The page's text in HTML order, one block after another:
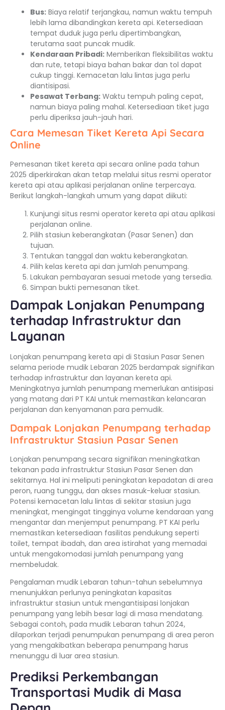
Bus: Biaya relatif terjangkau, namun waktu tempuh
lebih lama dibandingkan kereta api. Ketersediaan
tempat duduk juga perlu dipertimbangkan,
terutama saat puncak mudik.
Kendaraan Pribadi: Memberikan fleksibilitas waktu
dan rute, tetapi biaya bahan bakar dan tol dapat
cukup tinggi. Kemacetan lalu lintas juga perlu
diantisipasi.
Pesawat Terbang: Waktu tempuh paling cepat,
namun biaya paling mahal. Ketersediaan tiket juga
perlu diperiksa jauh-jauh hari.
Cara Memesan Tiket Kereta Api Secara
Online
Pemesanan tiket kereta api secara online pada tahun
2025 diperkirakan akan tetap melalui situs resmi operator
kereta api atau aplikasi perjalanan online terpercaya.
Berikut langkah-langkah umum yang dapat diikuti:
Kunjungi situs resmi operator kereta api atau aplikasi
perjalanan online.
Pilih stasiun keberangkatan (Pasar Senen) dan
tujuan.
Tentukan tanggal dan waktu keberangkatan.
Pilih kelas kereta api dan jumlah penumpang.
Lakukan pembayaran sesuai metode yang tersedia.
Simpan bukti pemesanan tiket.
Dampak Lonjakan Penumpang
terhadap Infrastruktur dan
Layanan
Lonjakan penumpang kereta api di Stasiun Pasar Senen
selama periode mudik Lebaran 2025 berdampak signifikan
terhadap infrastruktur dan layanan kereta api.
Meningkatnya jumlah penumpang memerlukan antisipasi
yang matang dari PT KAI untuk memastikan kelancaran
perjalanan dan kenyamanan para pemudik.
Dampak Lonjakan Penumpang terhadap
Infrastruktur Stasiun Pasar Senen
Lonjakan penumpang secara signifikan meningkatkan
tekanan pada infrastruktur Stasiun Pasar Senen dan
sekitarnya. Hal ini meliputi peningkatan kepadatan di area
peron, ruang tunggu, dan akses masuk-keluar stasiun.
Potensi kemacetan lalu lintas di sekitar stasiun juga
meningkat, mengingat tingginya volume kendaraan yang
mengantar dan menjemput penumpang. PT KAI perlu
memastikan ketersediaan fasilitas pendukung seperti
toilet, tempat ibadah, dan area istirahat yang memadai
untuk mengakomodasi jumlah penumpang yang
membeludak.
Pengalaman mudik Lebaran tahun-tahun sebelumnya
menunjukkan perlunya peningkatan kapasitas
infrastruktur stasiun untuk mengantisipasi lonjakan
penumpang yang lebih besar lagi di masa mendatang.
Sebagai contoh, pada mudik Lebaran tahun 2024,
dilaporkan terjadi penumpukan penumpang di area peron
yang mengakibatkan beberapa penumpang harus
menunggu di luar area stasiun.
Prediksi Perkembangan
Transportasi Mudik di Masa